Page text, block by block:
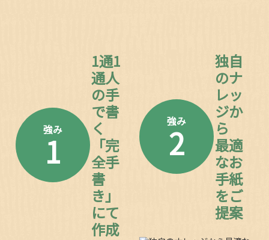
強み
1
1通1
通人
の手
で書
く
「完
全手
書
き」
にて
作成
強み
2
独自
のナ
レッ
ジか
ら
最適
なお
手紙
をご
提案